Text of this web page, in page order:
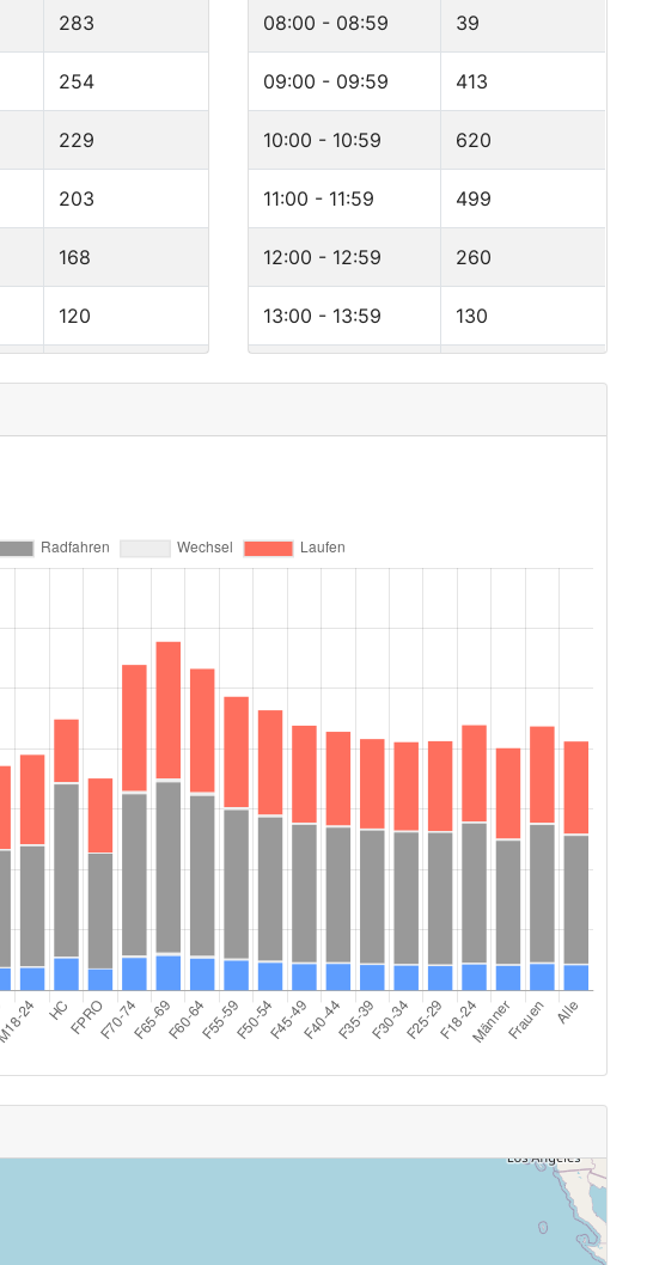
283
254
229
203
168
120
107
91
70
61
42
39
39
08:00 - 08:59 39
09:00 - 09:59 413
10:00 - 10:59 620
11:00 - 11:59 499
12:00 - 12:59 260
13:00 - 13:59 130
15:00 - 15:59 75